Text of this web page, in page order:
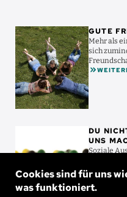
Bild GUTE
Mehr als
sich
Leben.
DU
UNS
Soziale
aber ihre
Rudert ...
Cookies sind für uns
was funktioniert.